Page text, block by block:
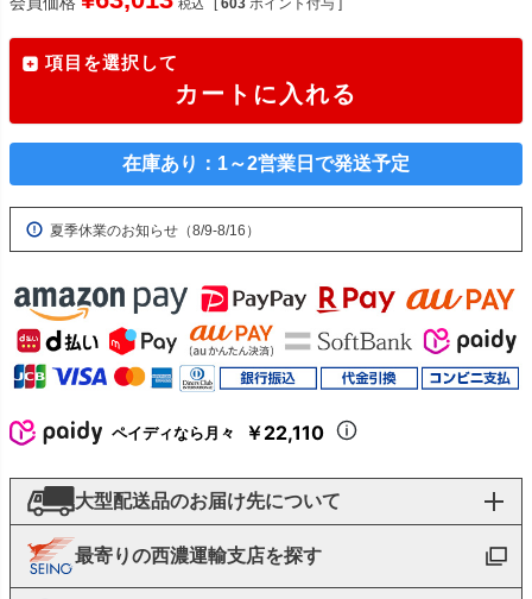
税込
項目を選択して
カートに入れる
在庫あり：1～2営業日で発送予定
夏季休業のお知らせ（8/9-8/16）
ペイディなら月々 ￥22,110
大型配送品のお届け先について
最寄りの西濃運輸支店を探す